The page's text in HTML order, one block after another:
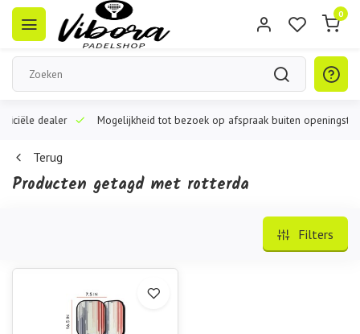
0
dealer Mogelijkheid tot bezoek op afspraak buiten openingstijden
Terug
Producten getagd met rotterda
Filters